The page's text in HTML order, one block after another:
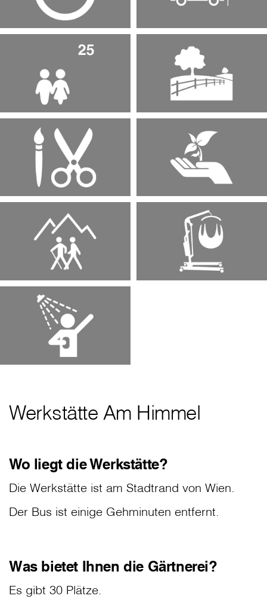
Werkstätte Am Himmel
Wo liegt die Werkstätte?
Die Werkstätte ist am Stadtrand von Wien.
Der Bus ist einige Gehminuten entfernt.
Was bietet Ihnen die Gärtnerei?
Es gibt 30 Plätze.